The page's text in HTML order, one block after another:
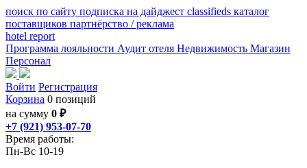
поиск по сайту подписка на дайджест classifieds каталог
поставщиков партнёрство / реклама
hotel report
Программа лояльности Аудит отеля Недвижимость Магазин
Персонал
Войти Регистрация
Корзина 0 позиций
на сумму 0 ₽
+7 (921) 953-07-70
Время работы:
Пн-Вс 10-19